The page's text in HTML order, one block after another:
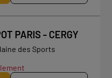
PARIS - CERGY
des Sports